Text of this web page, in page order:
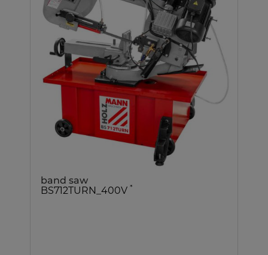
band saw
BS712TURN_400V *